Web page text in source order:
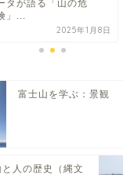
富士山を学ぶ：景観
人の歴史（縄文